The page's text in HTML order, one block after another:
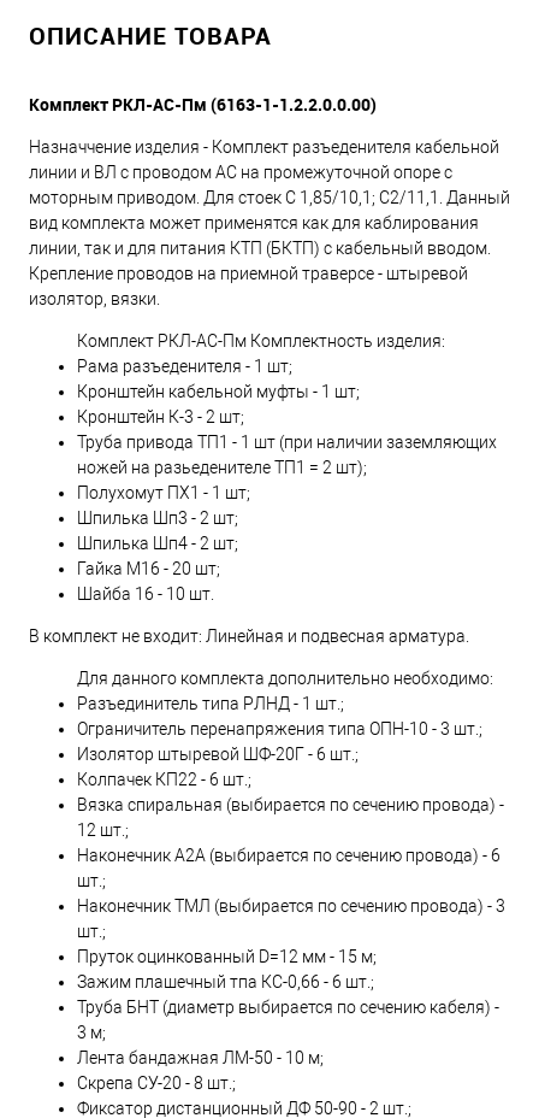
ОПИСАНИЕ ТОВАРА
Комплект РКЛ-АС-Пм (6163-1-1.2.2.0.0.00)
Назначчение изделия - Комплект разъеденителя кабельной
линии и ВЛ с проводом АС на промежуточной опоре с
моторным приводом. Для стоек С 1,85/10,1; С2/11,1. Данный
вид комплекта может применятся как для каблирования
линии, так и для питания КТП (БКТП) с кабельный вводом.
Крепление проводов на приемной траверсе - штыревой
изолятор, вязки.
Комплект РКЛ-АС-Пм Комплектность изделия:
Рама разъеденителя - 1 шт;
Кронштейн кабельной муфты - 1 шт;
Кронштейн К-3 - 2 шт;
Труба привода ТП1 - 1 шт (при наличии заземляющих
ножей на разьеденителе ТП1 = 2 шт);
Полухомут ПХ1 - 1 шт;
Шпилька Шп3 - 2 шт;
Шпилька Шп4 - 2 шт;
Гайка М16 - 20 шт;
Шайба 16 - 10 шт.
В комплект не входит: Линейная и подвесная арматура.
Для данного комплекта дополнительно необходимо:
Разъединитель типа РЛНД - 1 шт.;
Ограничитель перенапряжения типа ОПН-10 - 3 шт.;
Изолятор штыревой ШФ-20Г - 6 шт.;
Колпачек КП22 - 6 шт.;
Вязка спиральная (выбирается по сечению провода) -
12 шт.;
Наконечник А2А (выбирается по сечению провода) - 6
шт.;
Наконечник ТМЛ (выбирается по сечению провода) - 3
шт.;
Пруток оцинкованный D=12 мм - 15 м;
Зажим плашечный тпа КС-0,66 - 6 шт.;
Труба БНТ (диаметр выбирается по сечению кабеля) -
3 м;
Лента бандажная ЛМ-50 - 10 м;
Скрепа СУ-20 - 8 шт.;
Фиксатор дистанционный ДФ 50-90 - 2 шт.;